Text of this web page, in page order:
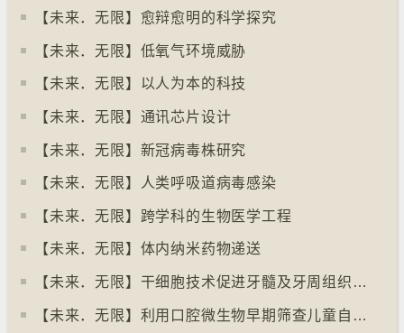
【未来．无限】愈辩愈明的科学探究
【未来．无限】低氧气环境威胁
【未来．无限】以人为本的科技
【未来．无限】通讯芯片设计
【未来．无限】新冠病毒株研究
【未来．无限】人类呼吸道病毒感染
【未来．无限】跨学科的生物医学工程
【未来．无限】体内纳米药物递送
【未来．无限】干细胞技术促进牙髓及牙周组织再生
【未来．无限】利用口腔微生物早期筛查儿童自闭症